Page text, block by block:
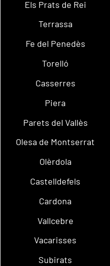
Els Prats de Rei
Terrassa
Fe del Penedès
Torelló
Casserres
Piera
Parets del Vallès
Olesa de Montserrat
Olèrdola
Castelldefels
Cardona
Vallcebre
Vacarisses
Subirats